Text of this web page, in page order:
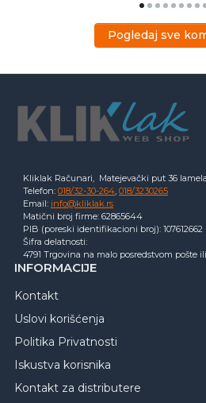
Pogledaj sve
Kliklak Računari, Matejevački put 36 lamela
Telefon: 018/32-30-264, 018/3230265
Email: info@kliklak.rs
Matični broj firme: 62865644
PIB (poreski identifikacioni broj): 107612662
Šifra delatnosti:
4791 Trgovina na malo posredstvom pošte
INFORMACIJE
Kontakt
Uslovi korišćenja
Politika Privatnosti
Iskustva korisnika
Kontakt za distributere